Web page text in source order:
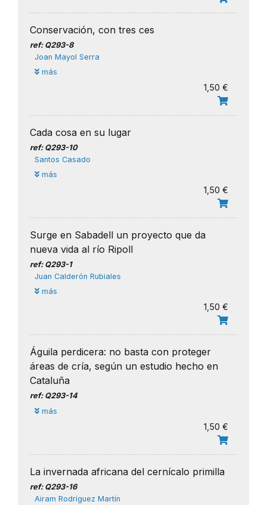
Conservación, con tres ces
ref: Q293-8
Joan Mayol Serra
más
1,50 €
Cada cosa en su lugar
ref: Q293-10
Santos Casado
más
1,50 €
Surge en Sabadell un proyecto que da
nueva vida al río Ripoll
ref: Q293-1
Juan Calderón Rubiales
más
1,50 €
Águila perdicera: no basta con proteger
áreas de cría, según un estudio hecho en
Cataluña
ref: Q293-14
más
1,50 €
La invernada africana del cernícalo primilla
ref: Q293-16
Airam Rodríguez Martín